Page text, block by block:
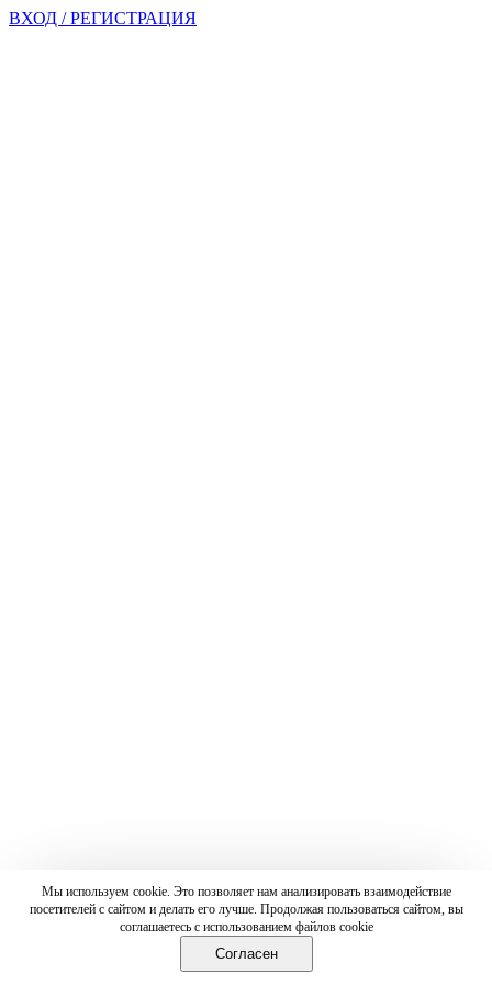
ВХОД / РЕГИСТРАЦИЯ
Мы используем cookie. Это позволяет нам анализировать взаимодействие
посетителей с сайтом и делать его лучше. Продолжая пользоваться сайтом, вы
соглашаетесь с использованием файлов cookie
Согласен